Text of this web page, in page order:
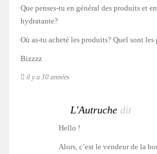
Que penses-tu en général des produits et
hydratante?
Où as-tu acheté les produits? Quel sont les
Bizzzz
il y a 10 années
L'Autruche dit
Hello !
Alors, c’est le vendeur de la